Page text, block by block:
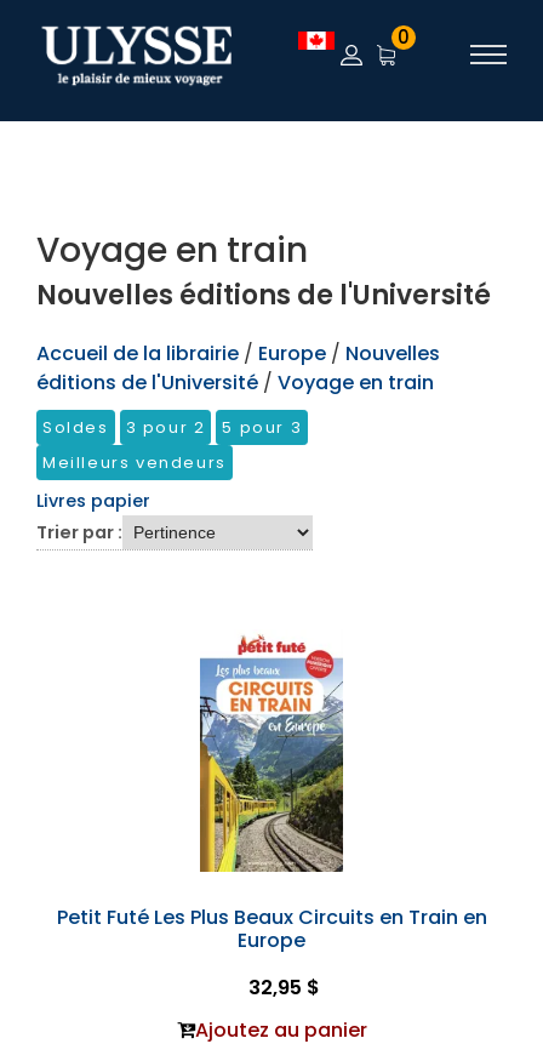
TEST 0
Voyage en train
Nouvelles éditions de l'Université
Accueil de la librairie / Europe / Nouvelles
éditions de l'Université / Voyage en train
Soldes 3 pour 2
5 pour 3
Meilleurs vendeurs
Livres papier
Trier par :
Petit Futé Les Plus Beaux Circuits en Train en
Europe
32,95 $
Ajoutez au panier